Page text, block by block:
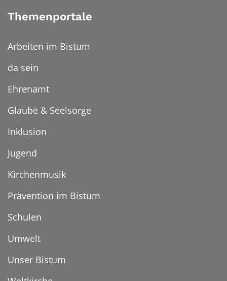
Themenportale
Arbeiten im Bistum
da sein
Ehrenamt
Glaube & Seelsorge
Inklusion
Jugend
Kirchenmusik
Prävention im Bistum
Schulen
Umwelt
Unser Bistum